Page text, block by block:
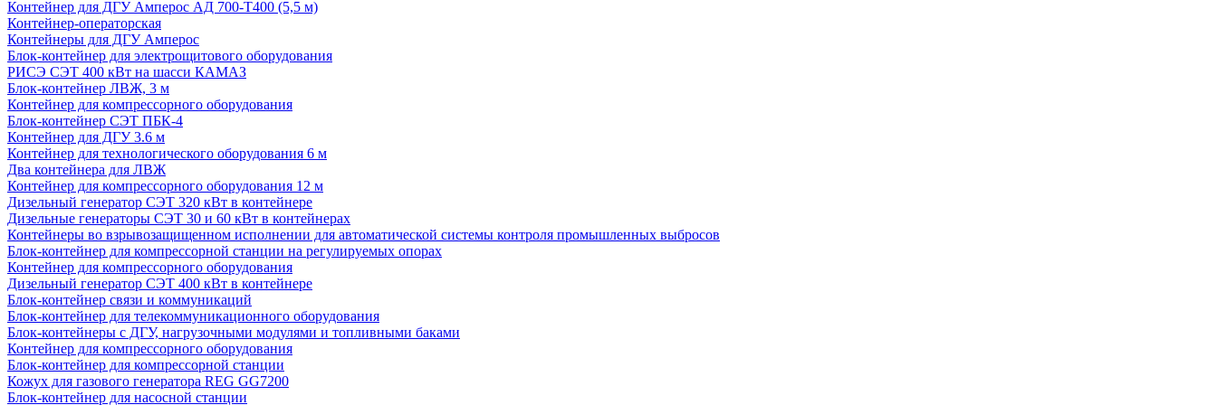
Контейнер для ДГУ Амперос АД 700-Т400 (5,5 м)
Контейнер-операторская
Контейнеры для ДГУ Амперос
Блок-контейнер для электрощитового оборудования
РИСЭ СЭТ 400 кВт на шасси КАМАЗ
Блок-контейнер ЛВЖ, 3 м
Контейнер для компрессорного оборудования
Блок-контейнер СЭТ ПБК-4
Контейнер для ДГУ 3.6 м
Контейнер для технологического оборудования 6 м
Два контейнера для ЛВЖ
Контейнер для компрессорного оборудования 12 м
Дизельный генератор СЭТ 320 кВт в контейнере
Дизельные генераторы СЭТ 30 и 60 кВт в контейнерах
Контейнеры во взрывозащищенном исполнении для автоматической системы контроля промышленных выбросов
Блок-контейнер для компрессорной станции на регулируемых опорах
Контейнер для компрессорного оборудования
Дизельный генератор СЭТ 400 кВт в контейнере
Блок-контейнер связи и коммуникаций
Блок-контейнер для телекоммуникационного оборудования
Блок-контейнеры с ДГУ, нагрузочными модулями и топливными баками
Контейнер для компрессорного оборудования
Блок-контейнер для компрессорной станции
Кожух для газового генератора REG GG7200
Блок-контейнер для насосной станции